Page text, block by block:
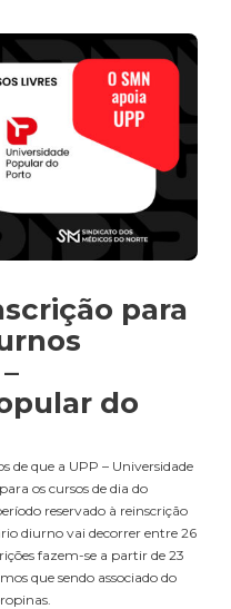
para
do
de que a UPP – Universidade
os cursos de dia do
reservado à reinscrição
diurno vai decorrer entre 26
fazem-se a partir de 23
que sendo associado do